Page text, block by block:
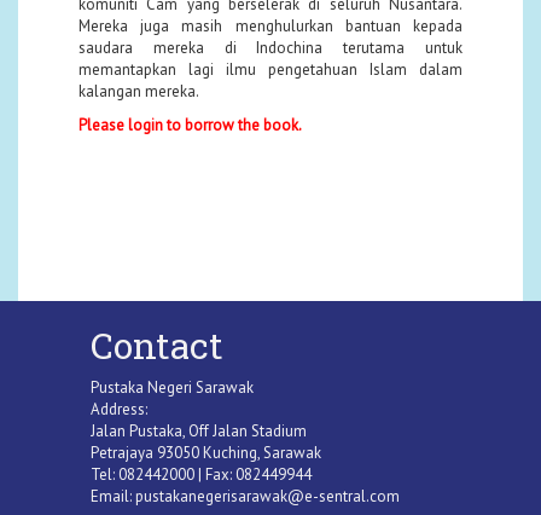
komuniti Cam yang berselerak di seluruh Nusantara.
Mereka juga masih menghulurkan bantuan kepada
saudara mereka di Indochina terutama untuk
memantapkan lagi ilmu pengetahuan Islam dalam
kalangan mereka.
Please login to borrow the book.
Contact
Pustaka Negeri Sarawak
Address:
Jalan Pustaka, Off Jalan Stadium
Petrajaya 93050 Kuching, Sarawak
Tel: 082442000 | Fax: 082449944
Email:pustakanegerisarawak@e-sentral.com